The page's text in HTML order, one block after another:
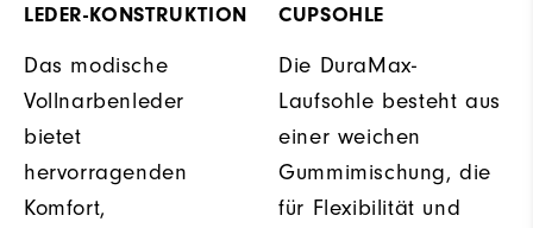
LEDER-KONSTRUKTION
Das modische
Vollnarbenleder
bietet
hervorragenden
Komfort,
CUPSOHLE
Die DuraMax-
Laufsohle besteht aus
einer weichen
Gummimischung, die
für Flexibilität und